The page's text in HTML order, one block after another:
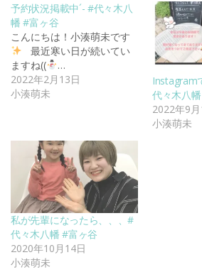
予約状況掲載中´- #代々木八
幡 #富ヶ谷
こんにちは！小湊萌未です
最近寒い日が続いてい
ますね((
…
2022年2月13日
小湊萌未
Instagram
代々木八
2022年9
小湊萌未
私が先輩になったら、、、#
代々木八幡 #富ヶ谷
2020年10月14日
小湊萌未